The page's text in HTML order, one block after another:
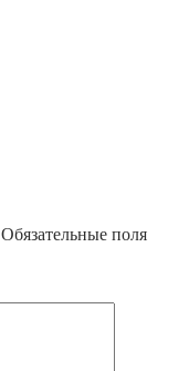
Обязательные поля